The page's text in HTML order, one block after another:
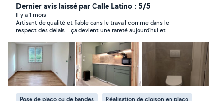
Dernier avis laissé par Calle Latino : 5/5
Il y a 1 mois
Artisant de qualité et fiable dans le travail comme dans le
respect des délais....ça devient une rareté aujourd'hui et
m'a conseillé et plus que satisfait sur toute la ligne de mes
attentes.
Pose de placo ou de bandes Réalisation de cloison en placo